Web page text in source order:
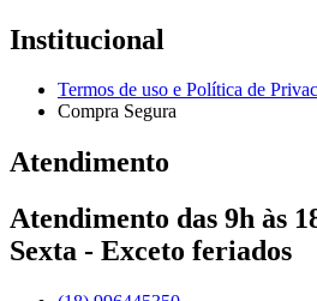
Institucional
Termos de uso e Política de
Compra Segura
Atendimento
Atendimento das 9h às
Sexta - Exceto feriados